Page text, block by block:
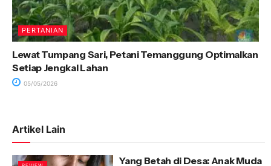
PERTANIAN
Lewat Tumpang Sari, Petani Temanggung Optimalkan
Setiap Jengkal Lahan
05/05/2026
Artikel Lain
Yang Betah di Desa: Anak Muda